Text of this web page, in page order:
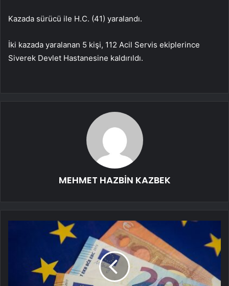
Kazada sürücü ile H.C. (41) yaralandı.
İki kazada yaralanan 5 kişi, 112 Acil Servis ekiplerince
Siverek Devlet Hastanesine kaldırıldı.
MEHMET HAZBİN KAZBEK